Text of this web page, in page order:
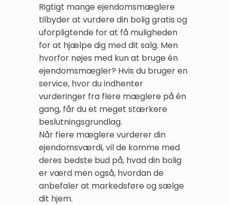
Rigtigt mange ejendomsmæglere
tilbyder at vurdere din bolig gratis og
uforpligtende for at få muligheden
for at hjælpe dig med dit salg. Men
hvorfor nøjes med kun at bruge én
ejendomsmægler? Hvis du bruger en
service, hvor du indhenter
vurderinger fra flere mæglere på én
gang, får du et meget stærkere
beslutningsgrundlag.
Når flere mæglere vurderer din
ejendomsværdi, vil de komme med
deres bedste bud på, hvad din bolig
er værd men også, hvordan de
anbefaler at markedsføre og sælge
dit hjem.